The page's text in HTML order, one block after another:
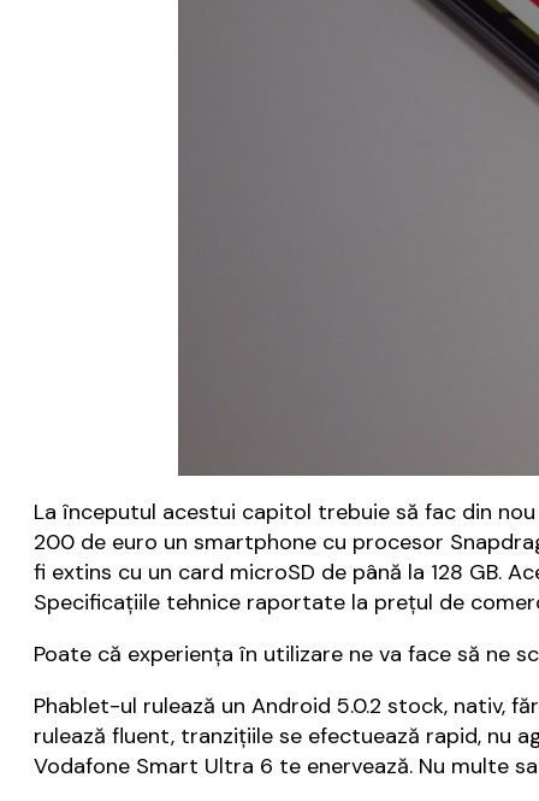
La începutul acestui capitol trebuie să fac din
200 de euro un smartphone cu procesor
fi extins cu un card microSD de până la 128 GB.
Specificațiile tehnice raportate la prețul de
Poate că experiența în utilizare ne va face să ne
Phablet-ul rulează un Android 5.0.2 stock, nativ,
rulează fluent, tranzițiile se efectuează rapid, nu
Vodafone Smart Ultra 6 te enervează. Nu multe